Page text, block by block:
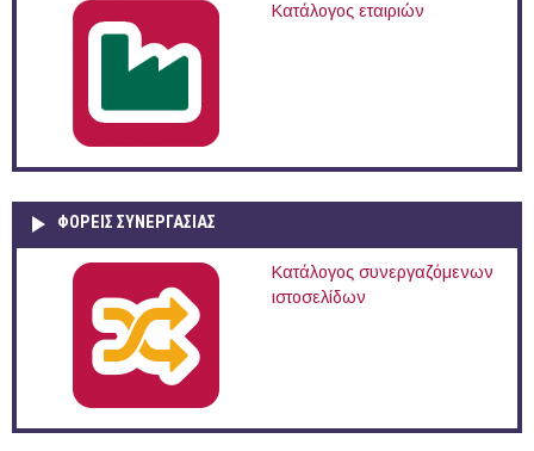
Κατάλογος εταιριών
ΦΟΡΕΙΣ ΣΥΝΕΡΓΑΣΙΑΣ
Κατάλογος συνεργαζόμενων
ιστοσελίδων